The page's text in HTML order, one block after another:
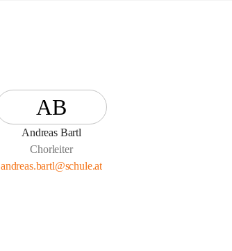
AB
Andreas Bartl
Chorleiter
andreas.bartl@schule.at